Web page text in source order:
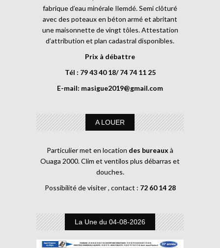
fabrique d’eau minérale Ilemdé. Semi clôturé
avec des poteaux en béton armé et abritant
une maisonnette de vingt tôles. Attestation
d’attribution et plan cadastral disponibles.
Prix à débattre
Tél : 79 43 40 18/ 74 74 11 25
E-mail: masigue2019@gmail.com
A LOUER
Particulier met en location des bureaux à
Ouaga 2000. Clim et ventilos plus débarras et
douches.
Possibilité de visiter , contact : 72 60 14 28
La Une du 04-08-2026